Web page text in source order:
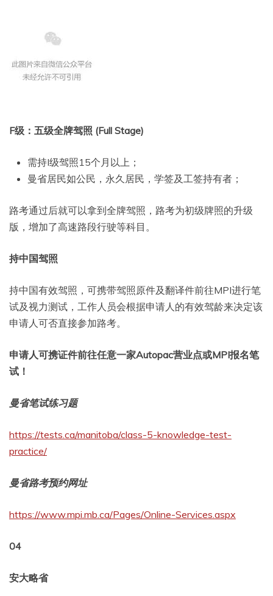
F级：五级全牌驾照 (Full Stage)
需持I级驾照15个月以上；
曼省居民如公民，永久居民，学签及工签持有者；
路考通过后就可以拿到全牌驾照，路考为初级牌照的升级
版，增加了高速路段行驶等科目。
持中国驾照
持中国有效驾照，可携带驾照原件及翻译件前往MPI进行笔
试及视力测试，工作人员会根据申请人的有效驾龄来决定该
申请人可否直接参加路考。
申请人可携证件前往任意一家Autopac营业点或MPI报名笔
试！
曼省笔试练习题
https://tests.ca/manitoba/class-5-knowledge-test-
practice/
曼省路考预约网址
https://www.mpi.mb.ca/Pages/Online-Services.aspx
04
安大略省